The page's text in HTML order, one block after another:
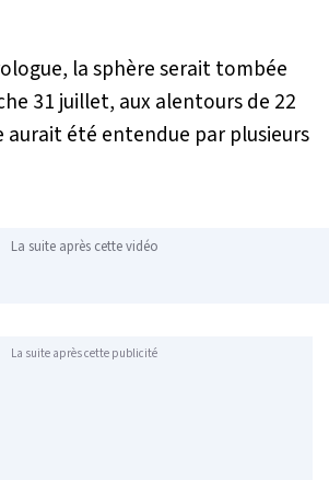
la sphère serait tombée
31 juillet, aux alentours de 22
aurait été entendue par plusieurs
La suite après cette vidéo
La suite après cette publicité